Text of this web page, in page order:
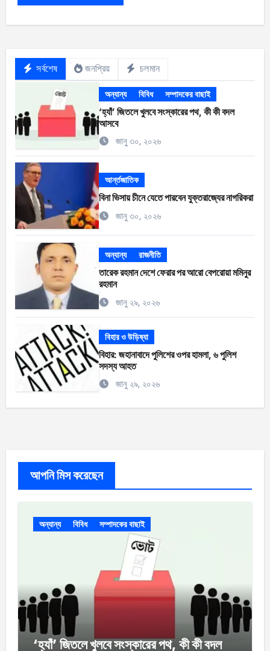
সর্বশেষ জনপ্রিয় চলমান
অন্যান্য বিবিধ সম্পাদকের বাছাই
‘হ্যাঁ’ জিতলে খুলবে সংস্কারের পথ, কী কী বদল
আসবে
জানু ৩০, ২০২৬
আর্ন্তজাতিক
বিনা ভিসায় চীনে যেতে পারবেন যুক্তরাজ্যের নাগরিকরা
জানু ৩০, ২০২৬
অন্যান্য রাজনীতি
তারেক রহমান দেশে ফেরার পর আরো বেপরোয়া মমিনুর
রহমান
জানু ২৯, ২০২৬
বিহার ও উড়িষ্যা
বিহার: জহানাবাদে পুলিশের ওপর হামলা, ৬ পুলিশ
সদস্য আহত
জানু ২৯, ২০২৬
আপনি মিস করেছেন
অন্যান্য বিবিধ সম্পাদকের বাছাই
‘হ্যাঁ’ জিতলে খুলবে সংস্কারের পথ, কী কী বদল